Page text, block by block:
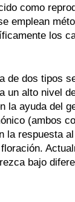
como
emplean
los
de dos tipos
un alto nivel
la ayuda del
(ambos
la respuesta
bajo